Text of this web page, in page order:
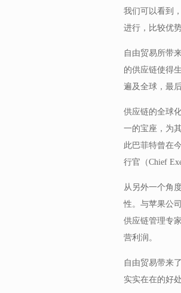
我们可以看到
进行，比较优
自由贸易所带
的供应链使得
遍及全球，最
供应链的全球
一的宝座，为
此巴菲特曾在
行官（Chief
从另外一个角
性。与苹果公
供应链管理专
营利润。
自由贸易带来
实实在在的好处